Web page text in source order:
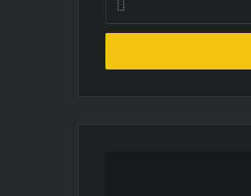
seu
de